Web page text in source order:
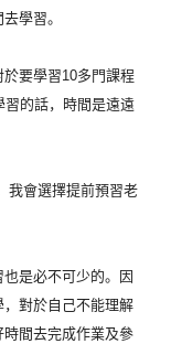
學習。
於要學習10多門課程
習的話，時間是遠遠
我會選擇提前預習老
是必不可少的。
因
對於自己不能理解
時間去完成作業及參